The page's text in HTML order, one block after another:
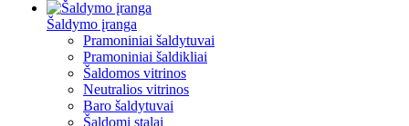
Šaldymo įranga
Pramoniniai šaldytuvai
Pramoniniai šaldikliai
Šaldomos vitrinos
Neutralios vitrinos
Baro šaldytuvai
Šaldomi stalai